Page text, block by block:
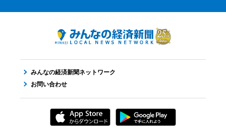
みんなの経済新聞ネットワーク
お問い合わせ